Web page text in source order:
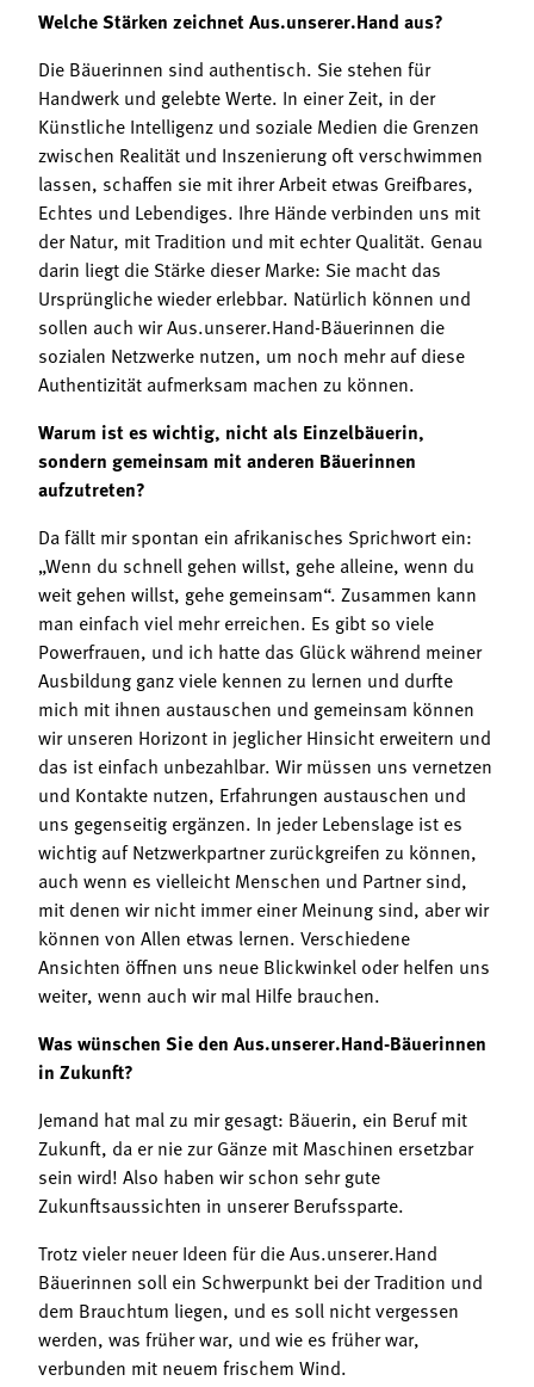
Welche Stärken zeichnet Aus.unserer.Hand aus?
Die Bäuerinnen sind authentisch. Sie stehen für
Handwerk und gelebte Werte. In einer Zeit, in der
Künstliche Intelligenz und soziale Medien die Grenzen
zwischen Realität und Inszenierung oft verschwimmen
lassen, schaffen sie mit ihrer Arbeit etwas Greifbares,
Echtes und Lebendiges. Ihre Hände verbinden uns mit
der Natur, mit Tradition und mit echter Qualität. Genau
darin liegt die Stärke dieser Marke: Sie macht das
Ursprüngliche wieder erlebbar. Natürlich können und
sollen auch wir Aus.unserer.Hand-Bäuerinnen die
sozialen Netzwerke nutzen, um noch mehr auf diese
Authentizität aufmerksam machen zu können.
Warum ist es wichtig, nicht als Einzelbäuerin,
sondern gemeinsam mit anderen Bäuerinnen
aufzutreten?
Da fällt mir spontan ein afrikanisches Sprichwort ein:
„Wenn du schnell gehen willst, gehe alleine, wenn du
weit gehen willst, gehe gemeinsam“. Zusammen kann
man einfach viel mehr erreichen. Es gibt so viele
Powerfrauen, und ich hatte das Glück während meiner
Ausbildung ganz viele kennen zu lernen und durfte
mich mit ihnen austauschen und gemeinsam können
wir unseren Horizont in jeglicher Hinsicht erweitern und
das ist einfach unbezahlbar. Wir müssen uns vernetzen
und Kontakte nutzen, Erfahrungen austauschen und
uns gegenseitig ergänzen. In jeder Lebenslage ist es
wichtig auf Netzwerkpartner zurückgreifen zu können,
auch wenn es vielleicht Menschen und Partner sind,
mit denen wir nicht immer einer Meinung sind, aber wir
können von Allen etwas lernen. Verschiedene
Ansichten öffnen uns neue Blickwinkel oder helfen uns
weiter, wenn auch wir mal Hilfe brauchen.
Was wünschen Sie den Aus.unserer.Hand-Bäuerinnen
in Zukunft?
Jemand hat mal zu mir gesagt: Bäuerin, ein Beruf mit
Zukunft, da er nie zur Gänze mit Maschinen ersetzbar
sein wird! Also haben wir schon sehr gute
Zukunftsaussichten in unserer Berufssparte.
Trotz vieler neuer Ideen für die Aus.unserer.Hand
Bäuerinnen soll ein Schwerpunkt bei der Tradition und
dem Brauchtum liegen, und es soll nicht vergessen
werden, was früher war, und wie es früher war,
verbunden mit neuem frischem Wind.